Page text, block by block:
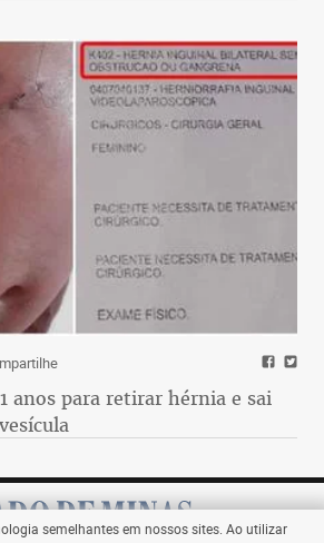
anos para retirar hérnia e sai
semelhantes em nossos sites. Ao utilizar